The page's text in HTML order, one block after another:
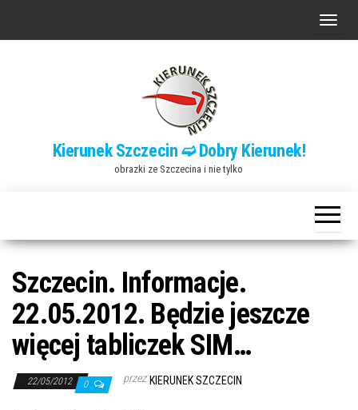
P
n
a
w
Kierunek Szczecin ➫ Dobry Kierunek!
obrazki ze Szczecina i nie tylko
Szczecin. Informacje.
22.05.2012. Będzie jeszcze
więcej tabliczek SIM…
22/05/2012 0 przez KIERUNEK SZCZECIN